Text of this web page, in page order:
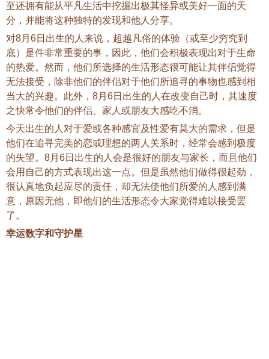
至还拥有能从平凡生活中挖掘出极其怪异或美好一面的天
分，并能将这种独特的发现和他人分享。
对8月6日出生的人来说，超越凡俗的体验（或至少穷究到
底）是件非常重要的事，因此，他们会积极表现出对于生命
的热爱。然而，他们所选择的生活形态很可能让其伴侣觉得
无法接受，除非他们的伴侣对于他们所追寻的事物也感到相
当大的兴趣。此外，8月6日出生的人在改变自己时，其速度
之快常令他们的伴侣、家人或朋友大感吃不消。
今天出生的人对于爱或各种感官及性爱有莫大的需求，但是
他们在追寻完美的恋或理想的两人关系时，经常会感到极度
的失望。8月6日出生的人会是很好的朋友与家长，而且他们
会用自己的方式表现出这一点。但是虽然他们做得很起劲，
很认真地负起应尽的责任，却无法使他们所爱的人感到满
意，原因无他，即他们的生活形态令大家觉得难以接受罢
了。
幸运数字和守护星